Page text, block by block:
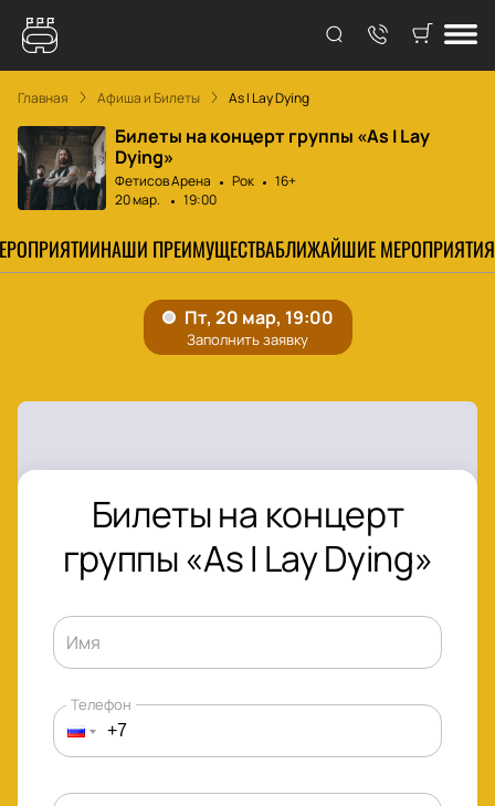
Главная Афиша и Билеты As I Lay Dying
Билеты на концерт группы «As I Lay
Dying»
Фетисов Арена Рок
16+
20 мар.
19:00
НАШИ ПРЕИМУЩЕСТВАБЛИЖАЙШИЕ МЕРОПРИЯТИЯ
Билеты на концерт
группы «As I Lay Dying»
Имя
Телефон